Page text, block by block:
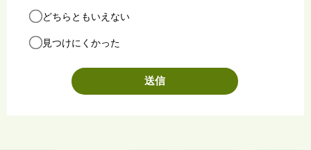
どちらともいえない
見つけにくかった